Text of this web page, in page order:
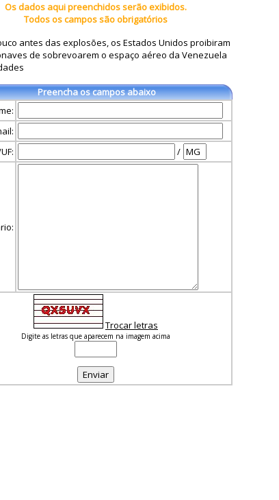
Os dados aqui preenchidos serão exibidos.
Todos os campos são obrigatórios
antes das explosões, os Estados Unidos proibiram
de sobrevoarem o espaço aéreo da Venezuela
Preencha os campos abaixo
/
Trocar letras
Digite as letras que aparecem na imagem acima